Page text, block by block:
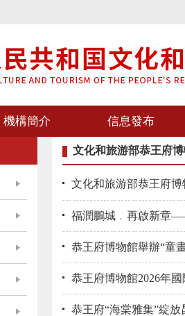
機構簡介 信息發布
文化和旅游部恭王府
文化和旅游部恭王府
福潤鵬城﹒再啟新章
恭王府博物館舉辦“童
恭王府博物館2026年
恭王府“海棠雅集”綻放